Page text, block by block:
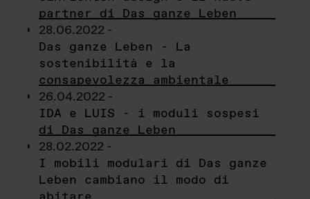
partner di Das ganze Leben
28.06.2022 -
Das ganze Leben - La
sostenibilità e la
consapevolezza ambientale
26.04.2022 -
IDA e LUIS - i moduli sospesi
di Das ganze Leben
28.02.2022 -
I mobili modulari di Das ganze
Leben cambiano il modo di